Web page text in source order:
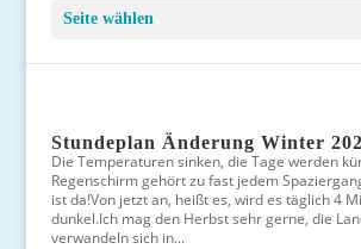
Seite wählen
Stundeplan Änderung Winter
Die Temperaturen sinken, die Tage werden
Regenschirm gehört zu fast jedem
ist da!Von jetzt an, heißt es, wird es täglich 4
dunkel.Ich mag den Herbst sehr gerne, die
verwandeln sich in...